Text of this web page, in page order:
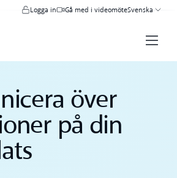
Logga in Gå med i videomöteSvenska
över
på din